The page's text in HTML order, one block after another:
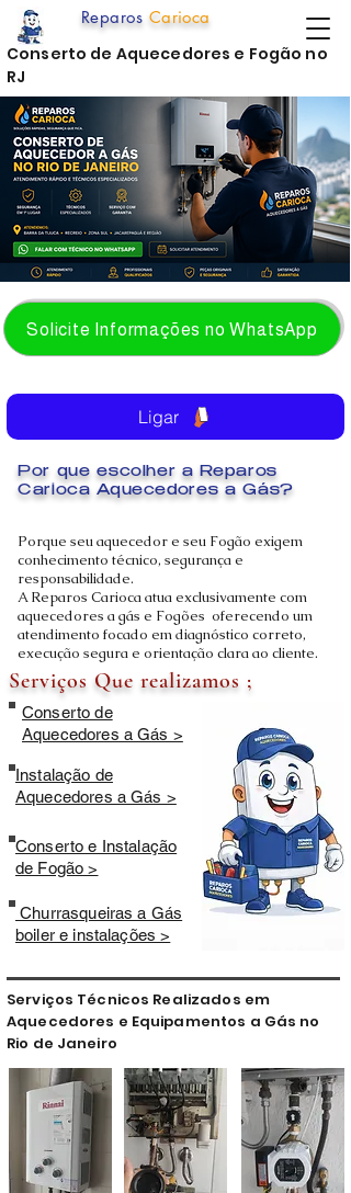
Solicite Informações no WhatsApp
Porque seu aquecedor e seu Fogão exigem
conhecimento técnico, segurança e
responsabilidade.
A Reparos Carioca atua exclusivamente com
aquecedores a gás e Fogões oferecendo um
atendimento focado em diagnóstico correto,
execução segura e orientação clara ao cliente.
Reparos Carioca
Por que escolher a Reparos
Carioca Aquecedores a Gás?
Serviços Que realizamos ;
Conserto de
Aquecedores a Gás >
Instalação de
Aquecedores a Gás >
Conserto e Instalação
de Fogão >
Churrasqueiras a Gás
boiler e instalações >
Ligar
Conserto de Aquecedores e Fogão no
RJ
Serviços Técnicos Realizados em
Aquecedores e Equipamentos a Gás no
Rio de Janeiro